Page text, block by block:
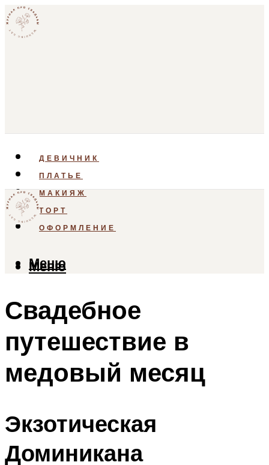
ДЕВИЧНИК
ПЛАТЬЕ
МАКИЯЖ
ТОРТ
ОФОРМЛЕНИЕ
Меню
Меню
Свадебное
путешествие в
медовый месяц
Экзотическая
Доминикана